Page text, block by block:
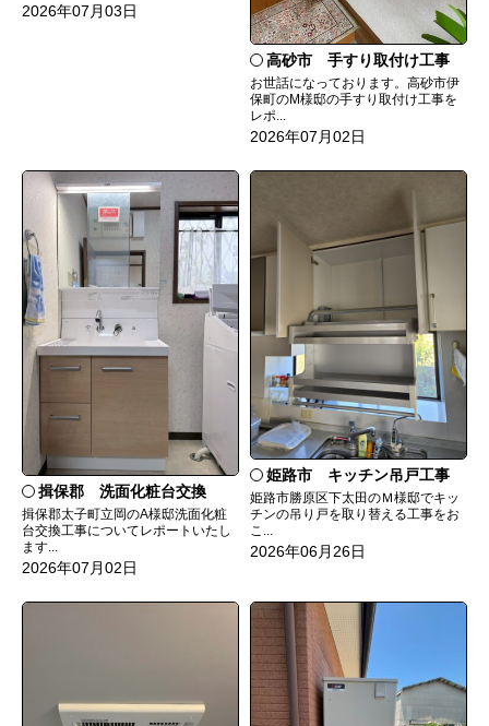
2026年07月03日
高砂市 手すり取付け工事
お世話になっております。高砂市伊
保町のM様邸の手すり取付け工事を
レポ...
2026年07月02日
揖保郡 洗面化粧台交換
揖保郡太子町立岡のA様邸洗面化粧
台交換工事についてレポートいたし
ます...
2026年07月02日
姫路市 キッチン吊戸工事
姫路市勝原区下太田のＭ様邸でキッ
チンの吊り戸を取り替える工事をお
こ...
2026年06月26日